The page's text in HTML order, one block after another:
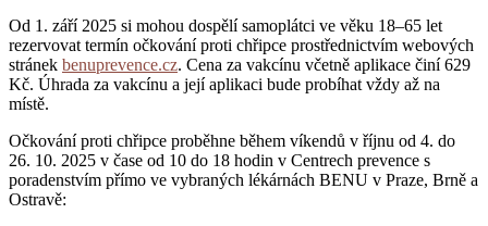
Od 1. září 2025 si mohou dospělí samoplátci ve věku 18–65 let
rezervovat termín očkování proti chřipce prostřednictvím webových
stránek benuprevence.cz. Cena za vakcínu včetně aplikace činí 629
Kč. Úhrada za vakcínu a její aplikaci bude probíhat vždy až na
místě.
Očkování proti chřipce proběhne během víkendů v říjnu od 4. do
26. 10. 2025 v čase od 10 do 18 hodin v Centrech prevence s
poradenstvím přímo ve vybraných lékárnách BENU v Praze, Brně a
Ostravě: